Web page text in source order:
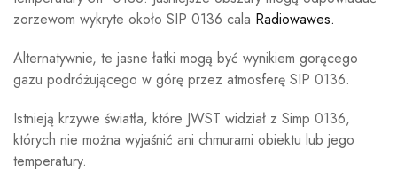
zorzewom wykryte około SIP 0136 cala Radiowawes.
Alternatywnie, te jasne łatki mogą być wynikiem gorącego
gazu podróżującego w górę przez atmosferę SIP 0136.
Istnieją krzywe światła, które JWST widział z Simp 0136,
których nie można wyjaśnić ani chmurami obiektu lub jego
temperatury.